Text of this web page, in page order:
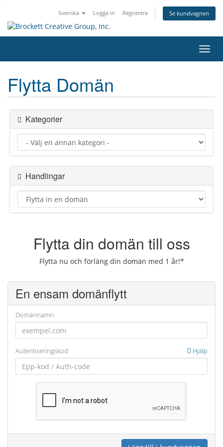
Svenska Logga in Registrera Se kundvagnen
Växla
Flytta Domän
Kategorier
Handlingar
Flytta din domän till oss
Flytta nu och förläng din domän med 1 år!*
En ensam domänflytt
Domännamn
Autentiseringskod Hjälp